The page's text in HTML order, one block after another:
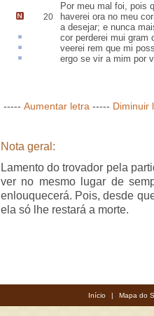
Por meu mal foi, pois
20 haverei ora no meu
a desejar; e nunca
cor perderei mui gram
veerei rem que mi
ergo se vir a mim por
----- Aumentar letra ----- Diminuir
Nota geral:
Lamento do trovador pela
ver no mesmo lugar de
enlouquecerá. Pois, desde
ela só lhe restará a morte.
Início | Mapa do